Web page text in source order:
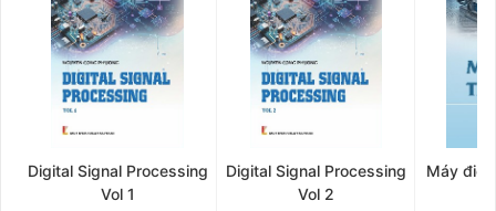
Digital Signal Processing
Vol 1
Digital Signal Processing
Vol 2
Máy